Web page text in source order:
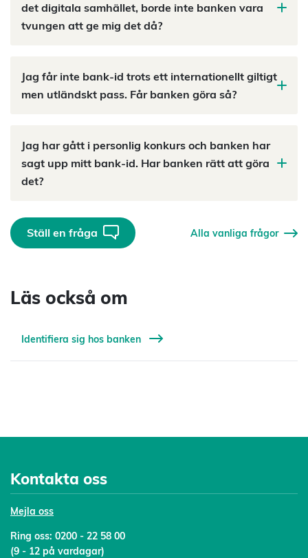
det digitala samhället, borde inte banken vara
tvungen att ge mig det då?
Jag får inte bank-id trots ett internationellt giltigt
men utländskt pass. Får banken göra så?
Jag har gått i personlig konkurs och banken har
sagt upp mitt bank-id. Har banken rätt att göra
det?
Ställ en fråga Alla vanliga frågor
Läs också om
Identifiera sig hos banken
Kontakta oss
Mejla oss
Ring oss: 0200 - 22 58 00
(9 - 12 på vardagar)